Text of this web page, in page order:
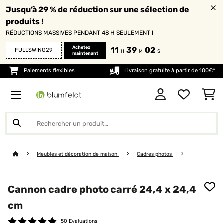
Jusqu’à 29 % de réduction sur une sélection de
produits !
RÉDUCTIONS MASSIVES PENDANT 48 H SEULEMENT !
FULLSWING29
Achetez
maintenant
11 H 39 M 02 S
Paiements flexibles Livraison gratuite à partir de 100€*
Meubles et décoration de maison Cadres photos
Cannon cadre photo carré 24,4 x 24,4
cm
50 Evaluations